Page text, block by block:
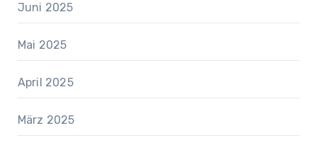
Juni 2025
Mai 2025
April 2025
März 2025